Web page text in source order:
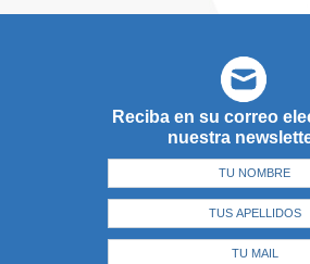
Reciba en su correo
nuestra